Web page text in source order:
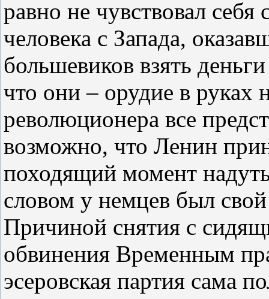
равно не чувствовал
человека с Запада,
большевиков взять
что они – орудие в руках
революционера все
возможно, что Ленин
походящий момент
словом у немцев был
Причиной снятия с
обвинения Временным
эсеровская партия сама